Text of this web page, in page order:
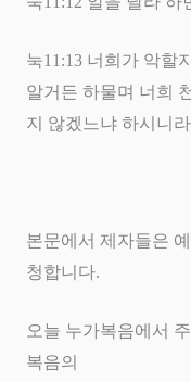
눅11:13 너희가 악할
알거든 하물며 너희
지 않겠느냐 하시니라
본문에서 제자들은
청합니다.
오늘 누가복음에서
복음의